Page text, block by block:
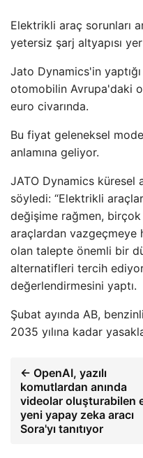
Elektrikli araç sorunları
yetersiz şarj altyapısı yer
Jato Dynamics'in
otomobilin Avrupa'daki
euro civarında.
Bu fiyat geleneksel
anlamına geliyor.
JATO Dynamics küresel
söyledi: “Elektrikli
değişime rağmen,
araçlardan vazgeçmeye
olan talepte önemli bir
alternatifleri tercih
değerlendirmesini yaptı.
Şubat ayında AB,
2035 yılına kadar
← OpenAI, yazılı
komutlardan anında
videolar oluşturabilen
yeni yapay zeka aracı
Sora'yı tanıtıyor